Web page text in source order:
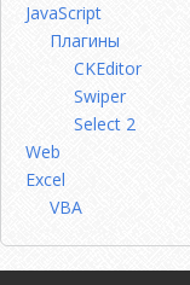
JavaScript
Плагины
CKEditor
Swiper
Select 2
Web
Excel
VBA